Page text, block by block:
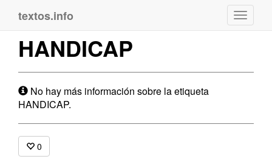
textos.info
HANDICAP
No hay más información sobre la etiqueta
HANDICAP.
0